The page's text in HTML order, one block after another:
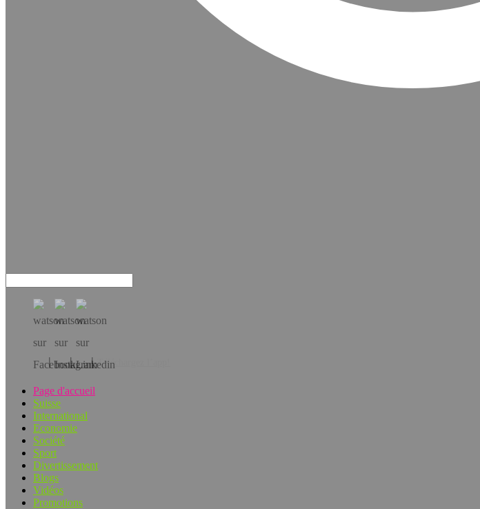
Téléchargez l’app!
Page d'accueil
Suisse
International
Economie
Société
Sport
Divertissement
Blogs
Vidéos
Promotions